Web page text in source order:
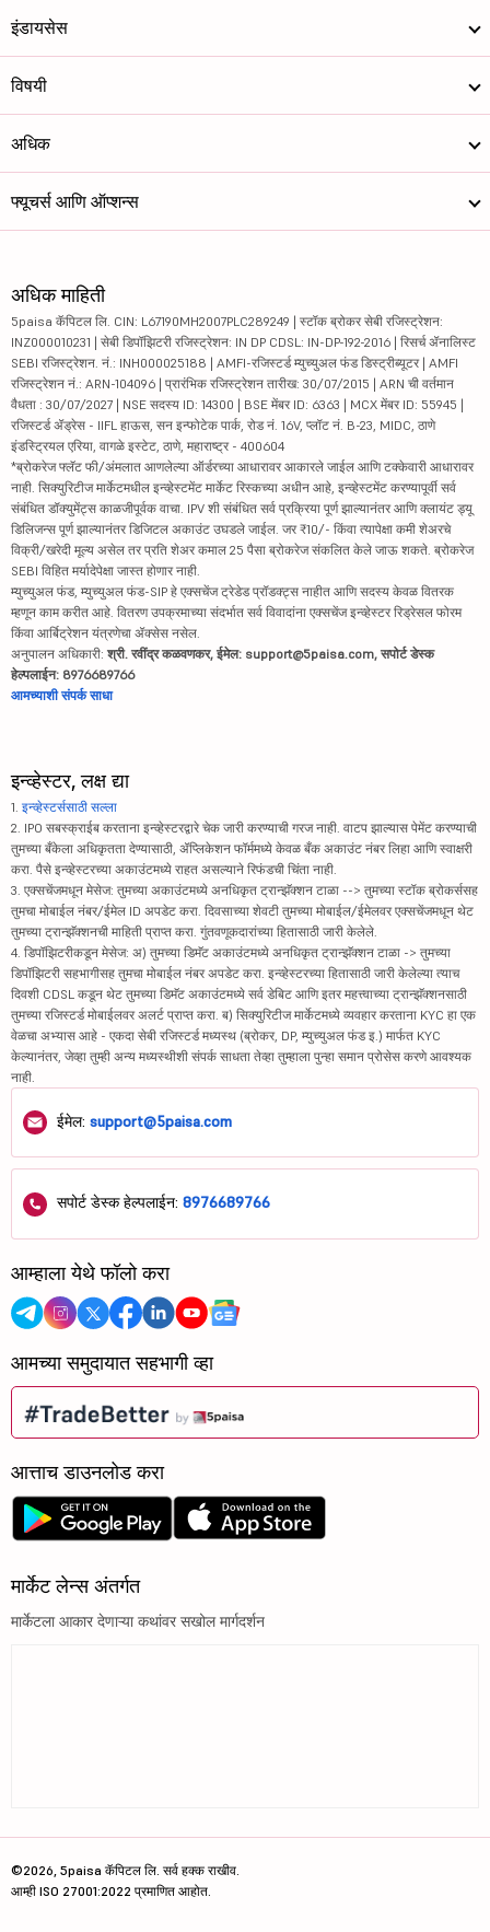
इंडायसेस
विषयी
अधिक
फ्यूचर्स आणि ऑप्शन्स
अधिक माहिती
5paisa कॅपिटल लि. CIN: L67190MH2007PLC289249 | स्टॉक ब्रोकर सेबी रजिस्ट्रेशन:
INZ000010231 | सेबी डिपॉझिटरी रजिस्ट्रेशन: IN DP CDSL: IN-DP-192-2016 | रिसर्च ॲनालिस्ट
SEBI रजिस्ट्रेशन. नं.: INH000025188 | AMFI-रजिस्टर्ड म्युच्युअल फंड डिस्ट्रीब्यूटर | AMFI
रजिस्ट्रेशन नं.: ARN-104096 | प्रारंभिक रजिस्ट्रेशन तारीख: 30/07/2015 | ARN ची वर्तमान
वैधता : 30/07/2027 | NSE सदस्य ID: 14300 | BSE मेंबर ID: 6363 | MCX मेंबर ID: 55945 |
रजिस्टर्ड ॲड्रेस - IIFL हाऊस, सन इन्फोटेक पार्क, रोड नं. 16V, प्लॉट नं. B-23, MIDC, ठाणे
इंडस्ट्रियल एरिया, वागळे इस्टेट, ठाणे, महाराष्ट्र - 400604
*ब्रोकरेज फ्लॅट फी/अंमलात आणलेल्या ऑर्डरच्या आधारावर आकारले जाईल आणि टक्केवारी आधारावर
नाही. सिक्युरिटीज मार्केटमधील इन्व्हेस्टमेंट मार्केट रिस्कच्या अधीन आहे, इन्व्हेस्टमेंट करण्यापूर्वी सर्व
संबंधित डॉक्युमेंट्स काळजीपूर्वक वाचा. IPV शी संबंधित सर्व प्रक्रिया पूर्ण झाल्यानंतर आणि क्लायंट ड्यू
डिलिजन्स पूर्ण झाल्यानंतर डिजिटल अकाउंट उघडले जाईल. जर ₹10/- किंवा त्यापेक्षा कमी शेअरचे
विक्री/खरेदी मूल्य असेल तर प्रति शेअर कमाल 25 पैसा ब्रोकरेज संकलित केले जाऊ शकते. ब्रोकरेज
SEBI विहित मर्यादेपेक्षा जास्त होणार नाही.
म्युच्युअल फंड, म्युच्युअल फंड-SIP हे एक्सचेंज ट्रेडेड प्रॉडक्ट्स नाहीत आणि सदस्य केवळ वितरक
म्हणून काम करीत आहे. वितरण उपक्रमाच्या संदर्भात सर्व विवादांना एक्सचेंज इन्व्हेस्टर रिड्रेसल फोरम
किंवा आर्बिट्रेशन यंत्रणेचा ॲक्सेस नसेल.
अनुपालन अधिकारी: श्री. रवींद्र कळवणकर, ईमेल: support@5paisa.com, सपोर्ट डेस्क
हेल्पलाईन: 8976689766
आमच्याशी संपर्क साधा
इन्व्हेस्टर, लक्ष द्या
1. इन्व्हेस्टर्ससाठी सल्ला
2. IPO सबस्क्राईब करताना इन्व्हेस्टरद्वारे चेक जारी करण्याची गरज नाही. वाटप झाल्यास पेमेंट करण्याची
तुमच्या बँकेला अधिकृतता देण्यासाठी, ॲप्लिकेशन फॉर्ममध्ये केवळ बँक अकाउंट नंबर लिहा आणि स्वाक्षरी
करा. पैसे इन्व्हेस्टरच्या अकाउंटमध्ये राहत असल्याने रिफंडची चिंता नाही.
3. एक्सचेंजमधून मेसेज: तुमच्या अकाउंटमध्ये अनधिकृत ट्रान्झॅक्शन टाळा --> तुमच्या स्टॉक ब्रोकर्ससह
तुमचा मोबाईल नंबर/ईमेल ID अपडेट करा. दिवसाच्या शेवटी तुमच्या मोबाईल/ईमेलवर एक्सचेंजमधून थेट
तुमच्या ट्रान्झॅक्शनची माहिती प्राप्त करा. गुंतवणूकदारांच्या हितासाठी जारी केलेले.
4. डिपॉझिटरीकडून मेसेज: अ) तुमच्या डिमॅट अकाउंटमध्ये अनधिकृत ट्रान्झॅक्शन टाळा -> तुमच्या
डिपॉझिटरी सहभागीसह तुमचा मोबाईल नंबर अपडेट करा. इन्व्हेस्टरच्या हितासाठी जारी केलेल्या त्याच
दिवशी CDSL कडून थेट तुमच्या डिमॅट अकाउंटमध्ये सर्व डेबिट आणि इतर महत्त्वाच्या ट्रान्झॅक्शनसाठी
तुमच्या रजिस्टर्ड मोबाईलवर अलर्ट प्राप्त करा. ब) सिक्युरिटीज मार्केटमध्ये व्यवहार करताना KYC हा एक
वेळचा अभ्यास आहे - एकदा सेबी रजिस्टर्ड मध्यस्थ (ब्रोकर, DP, म्युच्युअल फंड इ.) मार्फत KYC
केल्यानंतर, जेव्हा तुम्ही अन्य मध्यस्थीशी संपर्क साधता तेव्हा तुम्हाला पुन्हा समान प्रोसेस करणे आवश्यक
नाही.
ईमेल: support@5paisa.com
सपोर्ट डेस्क हेल्पलाईन: 8976689766
आम्हाला येथे फॉलो करा
आमच्या समुदायात सहभागी व्हा
आत्ताच डाउनलोड करा
मार्केट लेन्स अंतर्गत
मार्केटला आकार देणाऱ्या कथांवर सखोल मार्गदर्शन
©2026, 5paisa कॅपिटल लि. सर्व हक्क राखीव.
आम्ही ISO 27001:2022 प्रमाणित आहोत.